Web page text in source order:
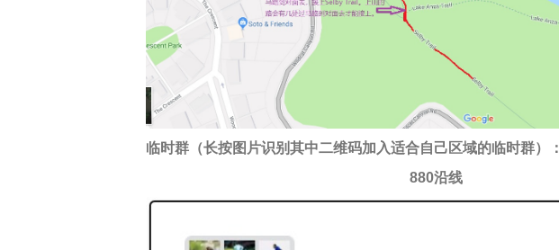
临时群（长按图片识别其中二维码加入适合自己区域的临时群）：
880沿线